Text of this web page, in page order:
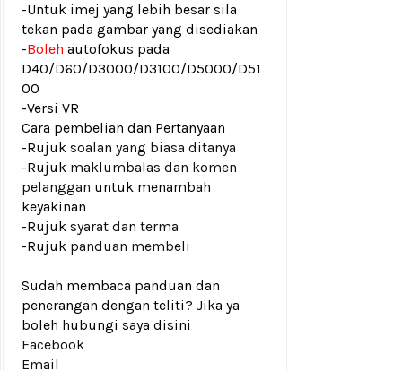
-Untuk imej yang lebih besar sila
tekan pada gambar yang disediakan
-Boleh autofokus pada
D40/D60/D3000/D3100/D5000/D51
00
-Versi VR
Cara pembelian dan Pertanyaan
-Rujuk soalan yang biasa ditanya
-Rujuk maklumbalas dan komen
pelanggan untuk menambah
keyakinan
-Rujuk syarat dan terma
-Rujuk panduan membeli
Sudah membaca panduan dan
penerangan dengan teliti? Jika ya
boleh hubungi saya disini
Facebook
Email